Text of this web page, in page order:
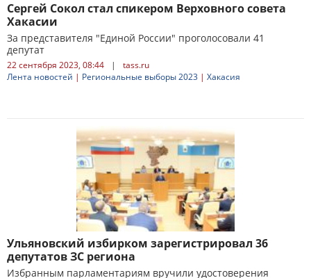
Сергей Сокол стал спикером Верховного совета
Хакасии
За представителя "Единой России" проголосовали 41
депутат
22 сентября 2023, 08:44 |
tass.ru
Лента новостей | Региональные выборы 2023 | Хакасия
Ульяновский избирком зарегистрировал 36
депутатов ЗС региона
Избранным парламентариям вручили удостоверения